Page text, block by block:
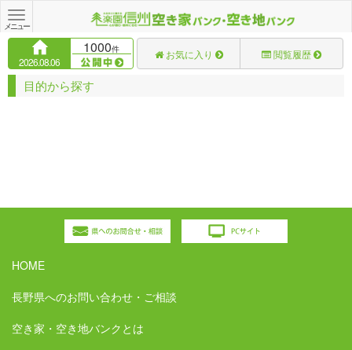
Toggle
navigation
メニュー
2026.08.06
1000件 お気に入り 閲覧履歴
目的から探す
HOME
長野県へのお問い合わせ・ご相談
空き家・空き地バンクとは